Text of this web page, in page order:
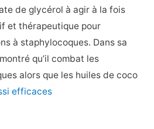
de glycérol à agir à la fois
et thérapeutique pour
à staphylocoques. Dans sa
qu’il combat les
alors que les huiles de coco
efficaces